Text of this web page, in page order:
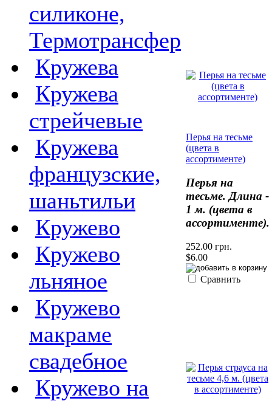
силиконе,
Термотрансфер
Кружева
Кружева
стрейчевые
Кружева
французские,
шаньтильи
Кружево
Кружево
льняное
Кружево
макраме
свадебное
Кружево на
Перья на тесьме
(цвета в
ассортименте)
Перья на
тесьме. Длина -
1 м. (цвета в
ассортименте).
252.00 грн.
$6.00
Сравнить